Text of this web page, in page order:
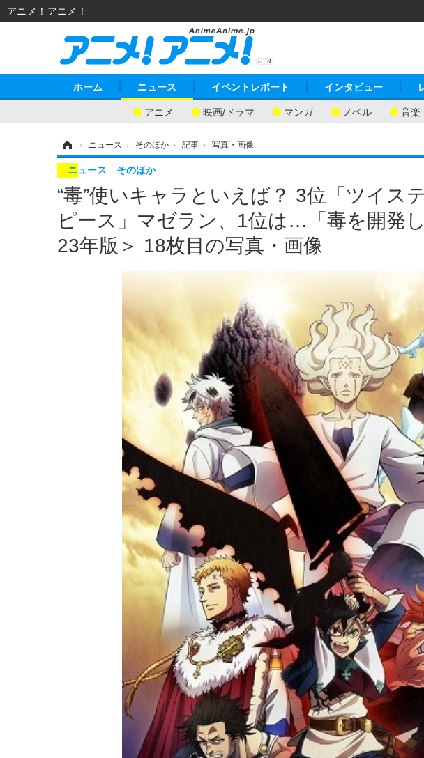
ホーム ニュース
アニメ 映画/ドラマ マンガ ノベル 音楽
イベントレポート インタビュー
› ニュース › そのほか › 記事 › 写真・画像
“毒”使いキャラといえば？ 3位「ツイス
ピース」マゼラン、1位は…「毒を開発
23年版＞ 18枚目の写真・画像
ニュース そのほか
アニメ！アニメ！